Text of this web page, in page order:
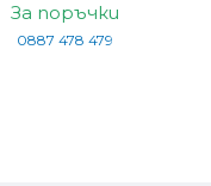
За поръчки
0887 478 479